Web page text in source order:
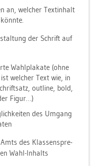
an, wel­cher Textin­halt
der Schrift auf
Wahl­pla­ka­te (ohne
wel­cher Text wie, in
out­li­ne, bold,
Figur…)
des Um­gang
des Klas­sen­spre­
Wahl-In­halts